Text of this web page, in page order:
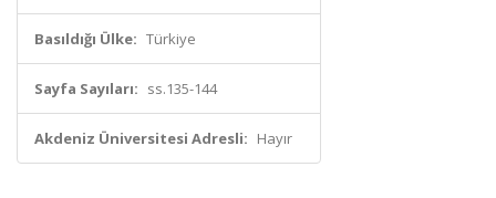
Basıldığı Ülke: Türkiye
Sayfa Sayıları: ss.135-144
Akdeniz Üniversitesi Adresli: Hayır